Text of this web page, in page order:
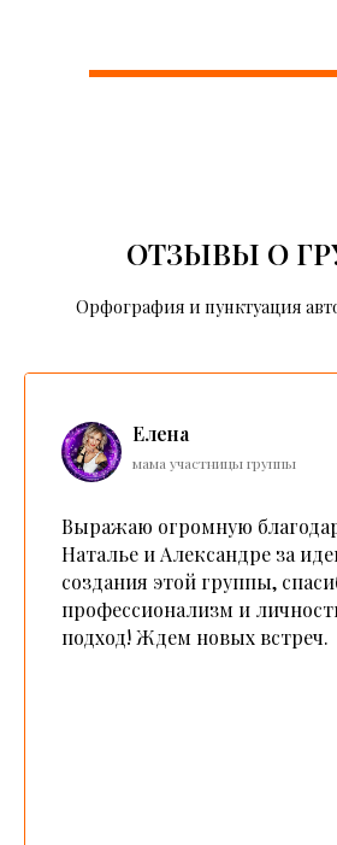
ОТЗЫВЫ О
Орфография и пунктуация
Елена
мама участницы группы
Выражаю огромную
Наталье и Александре за
создания этой группы,
профессионализм и
подход! Ждем новых встреч.